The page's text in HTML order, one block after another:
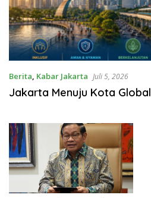
Berita, Kabar Jakarta Juli 5, 2026
Jakarta Menuju Kota Global